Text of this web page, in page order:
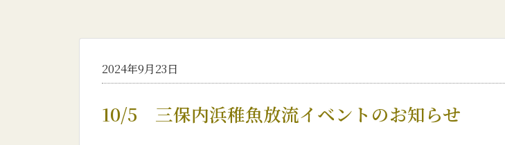
2024年9月23日
10/5 三保内浜稚魚放流イベントのお知らせ